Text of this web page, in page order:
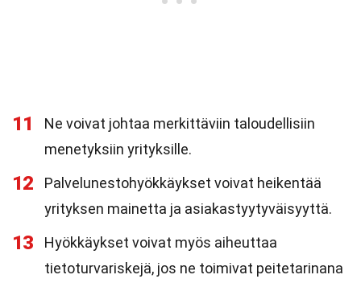
11
Ne voivat johtaa merkittäviin taloudellisiin
menetyksiin yrityksille.
12
Palvelunestohyökkäykset voivat heikentää
yrityksen mainetta ja asiakastyytyväisyyttä.
13
Hyökkäykset voivat myös aiheuttaa
tietoturvariskejä, jos ne toimivat peitetarinana